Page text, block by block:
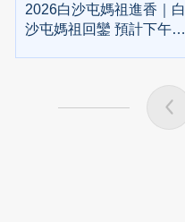
2026白沙屯媽祖進香｜白
沙屯媽祖回鑾 預計下午